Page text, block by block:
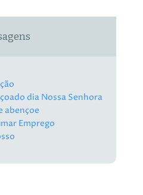
dia Nossa Senhora
abençoe
Emprego